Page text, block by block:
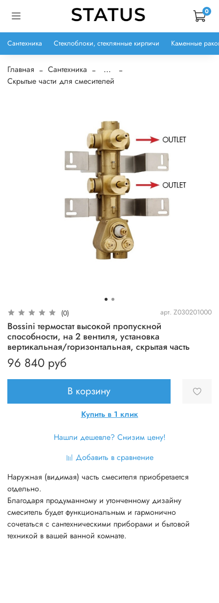
0
Сантехника Стеклоблоки, стеклянные кирпичи Каменные
Главная Сантехника
...
Скрытые части для смесителей
(0) арт. Z030201000
Bossini термостат высокой пропускной
способности, на 2 вентиля, установка
вертикальная/горизонтальная, скрытая часть
96 840 руб
В корзину
Купить в 1 клик
Нашли дешевле? Снизим цену!
Добавить в сравнение
Наружная (видимая) часть смесителя приобретается
отдельно.
Благодаря продуманному и утонченному дизайну
смеситель будет функциональным и гармонично
сочетаться с сантехническими приборами и бытовой
техникой в вашей ванной комнате.